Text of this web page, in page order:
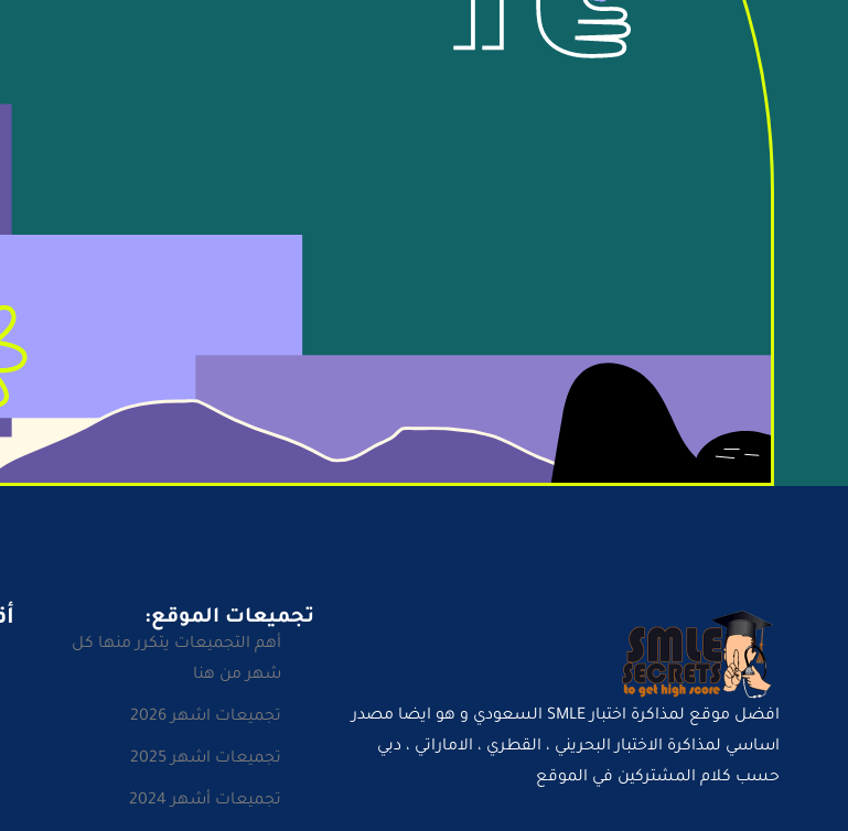
افضل موقع لمذاكرة اختبار SMLE السعودي و هو ايضا مصدر
اساسي لمذاكرة الاختبار البحريني ، القطري ، الاماراتي ، دبي
حسب كلام المشتركين في الموقع
تجميعات الموقع:
أهم التجميعات يتكرر منها كل
شهر من هنا
تجميعات اشهر 2026
تجميعات اشهر 2025
تجميعات أشهر 2024